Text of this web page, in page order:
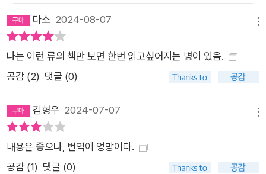
다소 2024-08-07
나는 이런 류의 책만 보면 한번 읽고싶어지는 병이 있음.
공감 (2) 댓글 (0)
김형우 2024-07-07
내용은 좋으나, 번역이 엉망이다.
공감 (1) 댓글 (0)